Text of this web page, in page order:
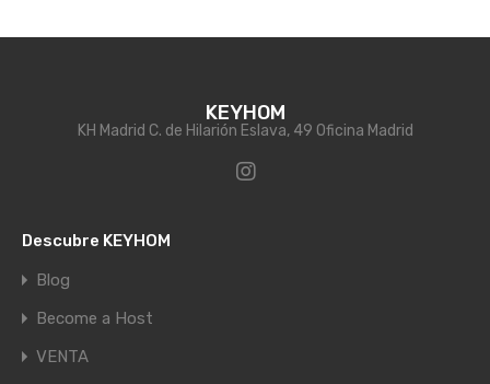
KEYHOM
KH Madrid C. de Hilarión Eslava, 49 Oficina Madrid
Descubre KEYHOM
Blog
Become a Host
VENTA